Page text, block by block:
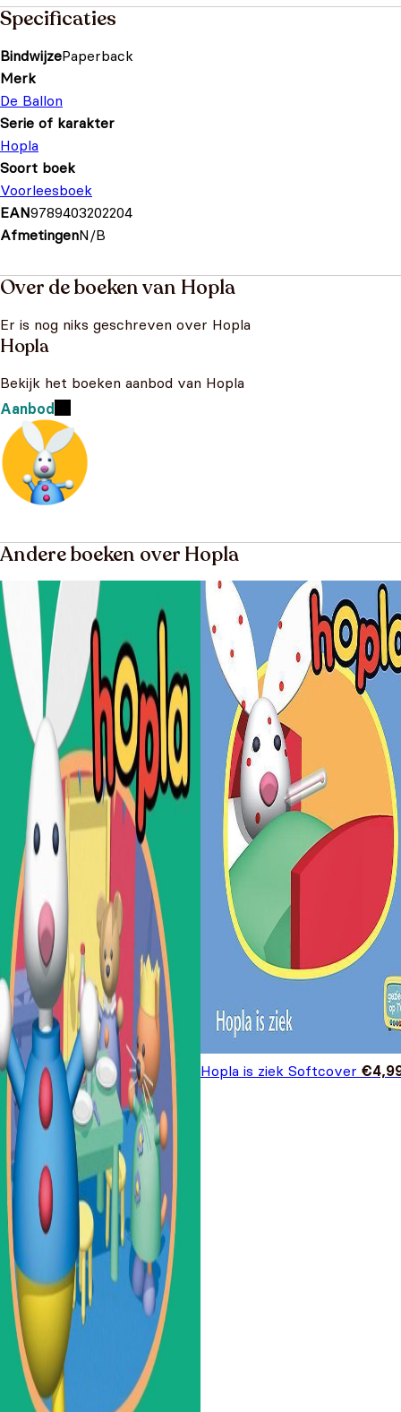
Specificaties
BindwijzePaperback
Merk
De Ballon
Serie of karakter
Hopla
Soort boek
Voorleesboek
EAN9789403202204
AfmetingenN/B
Over de boeken van Hopla
Er is nog niks geschreven over Hopla
Hopla
Bekijk het boeken aanbod van Hopla
Aanbod
Andere boeken over Hopla
Hopla is ziek Softcover €